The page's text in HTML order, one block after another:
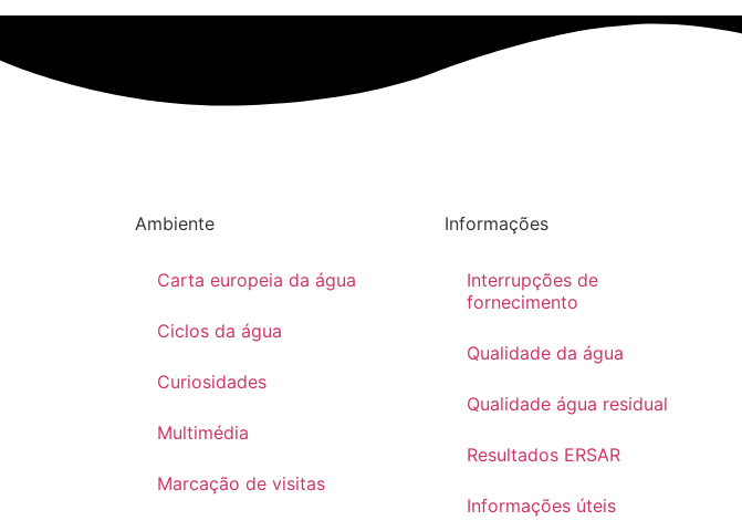
Ambiente
Carta europeia da água
Ciclos da água
Curiosidades
Multimédia
Marcação de visitas
Informações
Interrupções de
fornecimento
Qualidade da água
Qualidade água residual
Resultados ERSAR
Informações úteis